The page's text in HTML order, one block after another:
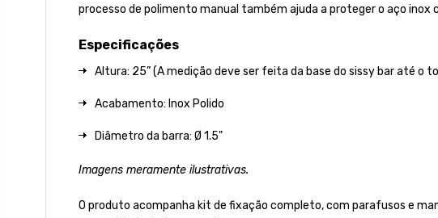
processo de polimento manual também ajuda a proteger o aço inox
Especificações
Altura: 25” (A medição deve ser feita da base do sissy bar até o
Acabamento: Inox Polido
Diâmetro da barra: Ø 1.5"
Imagens meramente ilustrativas.
O produto acompanha kit de fixação completo, com parafusos e